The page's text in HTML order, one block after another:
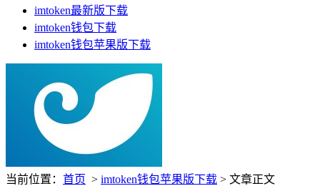
imtoken最新版下载
imtoken钱包下载
imtoken钱包苹果版下载
当前位置： 首页 > imtoken钱包苹果版下载 > 文章正文